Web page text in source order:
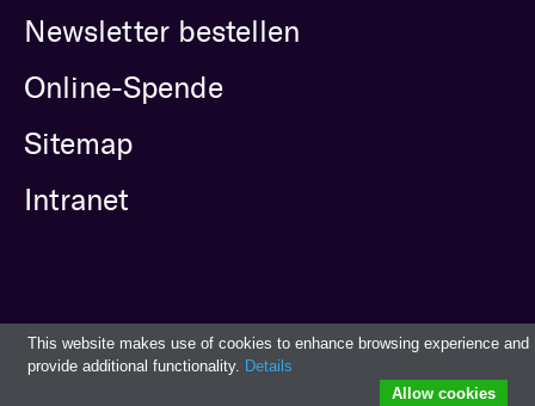
Newsletter bestellen
Online-Spende
Sitemap
Intranet
This website makes use of cookies to enhance browsing experience and
provide additional functionality. Details
Allow cookies